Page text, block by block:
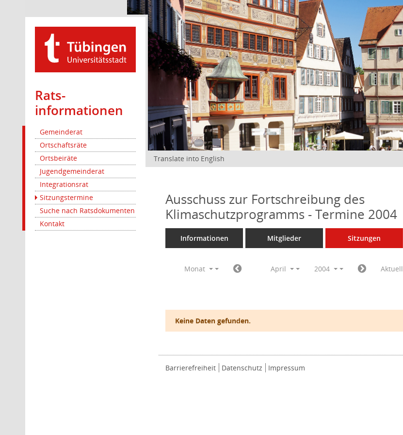
Rats­
informationen
Gemeinderat
Ortschaftsräte
Ortsbeiräte
Jugendgemeinderat
Integrationsrat
Sitzungstermine
Suche nach Ratsdokumenten
Kontakt
Translate into English
Ausschuss zur Fortschreibung des
Klimaschutzprogramms - Termine 2004
Informationen Mitglieder Sitzungen
Monat April 2004 Aktuell
Keine Daten gefunden.
Barrierefreiheit Datenschutz Impressum